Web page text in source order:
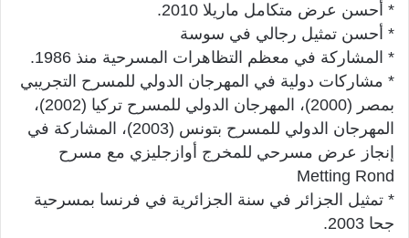
* أحسن عرض متكامل ماريلا 2010.
* أحسن تمثيل رجالي في سوسة
* المشاركة في معظم التظاهرات المسرحية منذ 1986.
* مشاركات دولية في المهرجان الدولي للمسرح التجريبي
بمصر (2000)، المهرجان الدولي للمسرح تركيا (2002)،
المهرجان الدولي للمسرح بتونس (2003)، المشاركة في
إنجاز عرض مسرحي للمخرج أوازجليزي مع مسرح
Metting Rond
* تمثيل الجزائر في سنة الجزائرية في فرنسا بمسرحية
جحا 2003.